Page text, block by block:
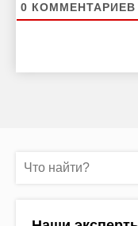
0 КОММЕНТАРИЕВ